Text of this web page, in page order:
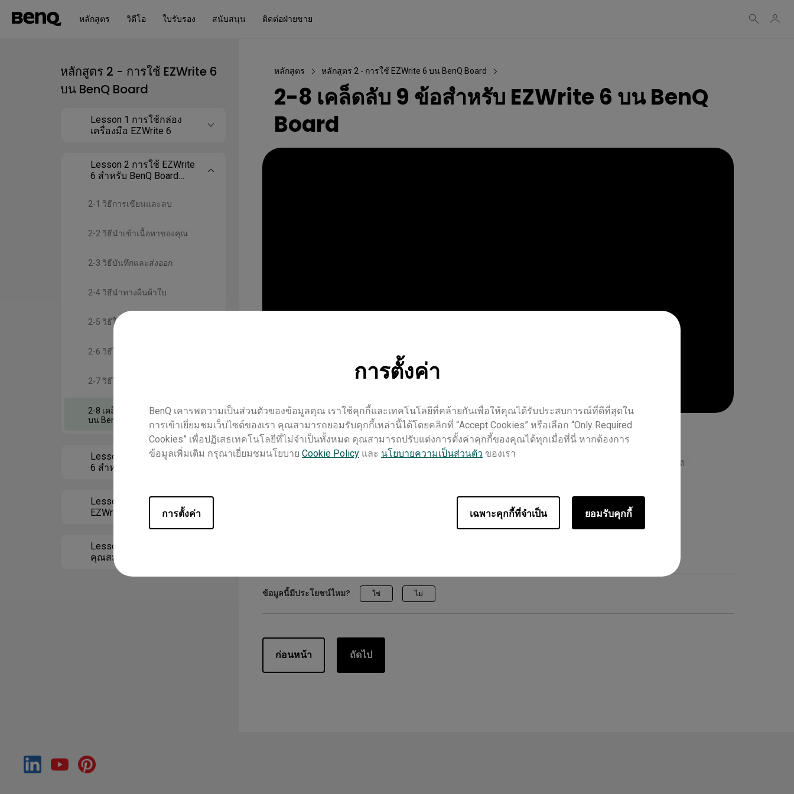
หลักสูตร วิดีโอ ใบรับรอง สนับสนุน ติดต่อฝ่ายขาย
การตั้งค่า
BenQ เคารพความเป็นส่วนตัวของข้อมูลคุณ เราใช้คุกกี้และเทคโนโลยีที่คล้ายกันเพื่อให้คุณได้รับประสบการณ์ที่ดีที่สุดใน
การเข้าเยี่ยมชมเว็บไซต์ของเรา คุณสามารถยอมรับคุกกี้เหล่านี้ได้โดยคลิกที่ “Accept Cookies” หรือเลือก “Only Required
Cookies” เพื่อปฏิเสธเทคโนโลยีที่ไม่จำเป็นทั้งหมด คุณสามารถปรับแต่งการตั้งค่าคุกกี้ของคุณได้ทุกเมื่อที่นี่ หากต้องการ
ข้อมูลเพิ่มเติม กรุณาเยี่ยมชมนโยบาย Cookie Policy และ นโยบายความเป็นส่วนตัว ของเรา
การตั้งค่า เฉพาะคุกกี้ที่จำเป็น ยอมรับคุกกี้
หลักสูตร 2 - การใช้ EZWrite 6
บน BenQ Board
Lesson 1 การใช้กล่อง
เครื่องมือ EZWrite 6
Lesson 2 การใช้ EZWrite
6 สำหรับ BenQ Board
2-1 วิธีการเขียนและลบ
2-2 วิธีนำเข้าเนื้อหาของคุณ
2-3 วิธีบันทึกและส่งออก
2-4 วิธีนำทางผืนผ้าใบ
2-5 วิธีใช้การควบคุมวัตถุ
2-6 วิธีใช้การรู้จำลายมือ
2-7 วิธีใช้คุณสมบัติการแปล
2-8 เคล็ดลับ 9 ข้อสำหรับ EZWrite 6
บน BenQ Board
Lesson 3 การใช้ EZWrite
6 สำหรับ Windows
Lesson 4 การใช้เว็บ
EZWrite 6
Lesson 5 การใช้
คุณสมบัติขั้นสูงของ
EZWrite 6
หลักสูตร หลักสูตร 2 - การใช้ EZWrite 6 บน BenQ Board
2-8 เคล็ดลับ 9 ข้อสำหรับ EZWrite 6 บน BenQ
Board
ไอที
ข้อมูลนี้มีประโยชน์ไหม? ใช่ ไม่
ก่อนหน้า ถัดไป